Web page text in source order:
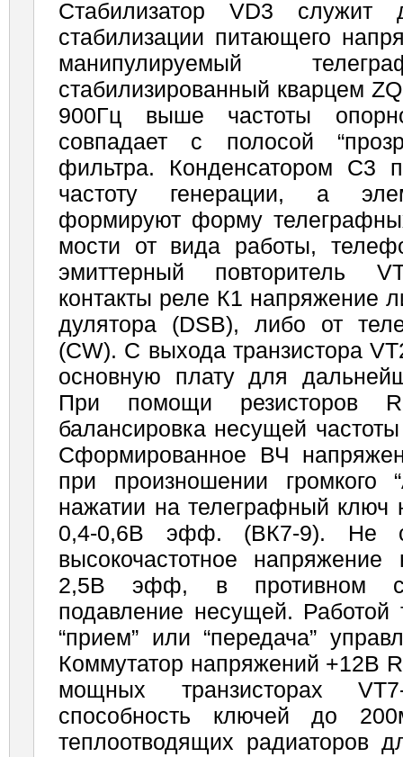
Стабилизатор VD3 служит
стабилизации питаю­щего
манипулируемый
стабилизированный кварцем
900Гц выше частоты
совпадает с полосой
фильтра. Конденсатором С3
частоту генерации, а
формируют форму
мости от вида работы,
эмиттерный повторитель
контакты реле К1 напряжение
дулятора (DSB), либо от
(CW). С выхода транзис­тора
основную плату для
При помощи резисторов
балансировка несущей
Сформированное ВЧ
при произношении
нажатии на те­леграфный ключ
0,4-0,6В эфф. (ВК7-9). Не
высокочастотное
2,5В эфф, в противном
подавление несущей. Работой
“прием” или “передача”
Коммутатор напряжений +12В
мощных транзисторах
способность ключей до
теплоотводящих радиаторов